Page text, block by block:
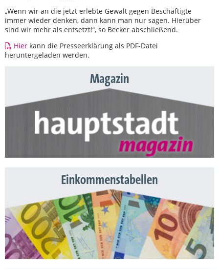
„Wenn wir an die jetzt erlebte Gewalt gegen Beschäftigte
immer wieder denken, dann kann man nur sagen. Hierüber
sind wir mehr als entsetzt!“, so Becker abschließend.
Hier kann die Presseerklärung als PDF-Datei
heruntergeladen werden.
Magazin
Einkommenstabellen